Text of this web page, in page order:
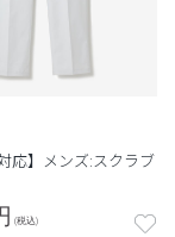
応】メンズ:スクラブ
(税込)